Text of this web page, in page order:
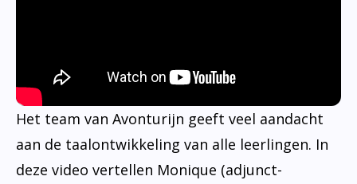
Het team van Avonturijn geeft veel aandacht
aan de taalontwikkeling van alle leerlingen. In
deze video vertellen Monique (adjunct-